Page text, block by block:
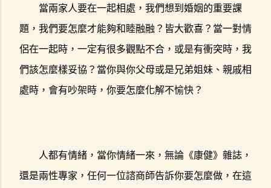
當兩家人要在一起相處，我們想到婚姻的重要課
題，我們要怎麼才能夠和睦融融？皆大歡喜？當一對情
侶在一起時，一定有很多觀點不合，或是有衝突時，我
們該怎麼樣妥協？當你與你父母或是兄弟姐妹、親戚相
處時，會有吵架時，你要怎麼化解不愉快？
人都有情緒，當你情緒一來，無論《康健》雜誌，
還是兩性專家，任何一位諮商師告訴你要怎麼做，在這